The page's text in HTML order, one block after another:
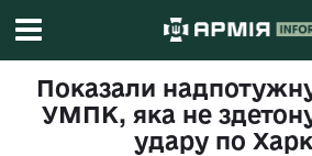
Показали
УМПК, яка не
удару по